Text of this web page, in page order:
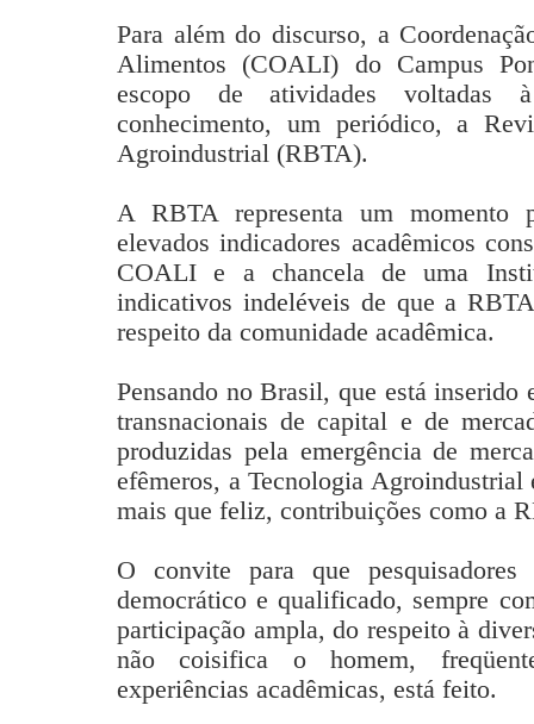
Para além do discurso, a
Alimentos (COALI) do Campus
escopo de atividades voltadas
conhecimento, um periódico, a
Agroindustrial (RBTA).
A RBTA representa um momento
elevados indicadores acadêmicos
COALI e a chancela de uma
indicativos indeléveis de que a
respeito da comunidade acadêmica.
Pensando no Brasil, que está
transnacionais de capital e de
produzidas pela emergência de
efêmeros, a Tecnologia
mais que feliz, contribuições como a
O convite para que
democrático e qualificado, sempre
participação ampla, do respeito à
não coisifica o homem,
experiências acadêmicas, está feito.